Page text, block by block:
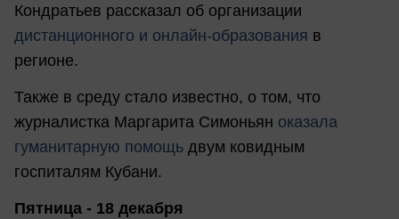
Кондратьев рассказал об организации
дистанционного и онлайн-образования в
регионе.
Также в среду стало известно, о том, что
журналистка Маргарита Симоньян оказала
гуманитарную помощь двум ковидным
госпиталям Кубани.
Пятница - 18 декабря